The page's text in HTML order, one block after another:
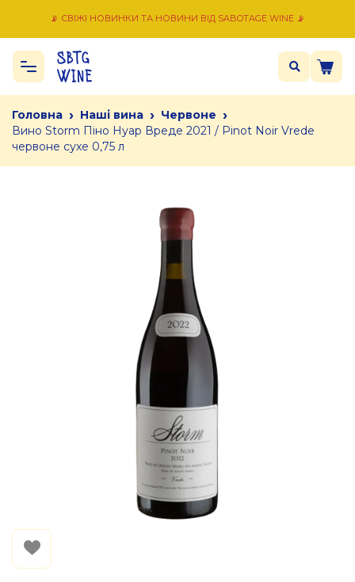
📡 СВІЖІ НОВИНКИ ТА НОВИНИ ВІД SABOTAGE WINE 📡
Головна › Наші вина › Червоне ›
Вино Storm Піно Нуар Вреде 2021 / Pinot Noir Vrede
червоне сухе 0,75 л